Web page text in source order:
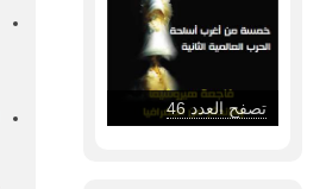
تصفح العدد 46